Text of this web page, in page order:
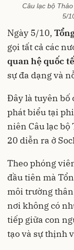
Câu lạc bộ
5/
Ngày 5/10,
gọi tất cả các
quan hệ quốc tế
sự đa dạng và
Đây là tuyên bố
phát biểu tại
niên Câu lạc bộ
20 diễn ra ở
Theo phóng
đầu tiên mà
môi trường
nơi không có
tiếp giữa con
tạo và sự thịnh